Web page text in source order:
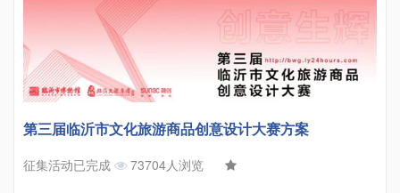
第三届临沂市文化旅游商品创意设计大赛方案
征集活动已完成 73704人浏览